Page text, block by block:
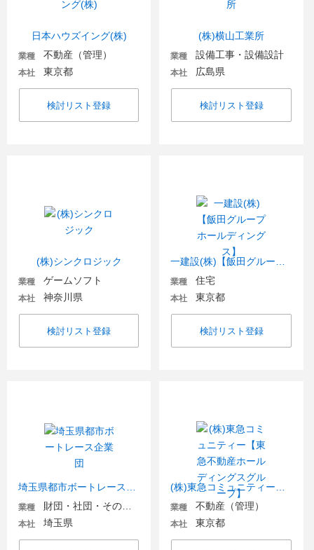
日本ハウズイング(株)
業種 不動産（管理）
本社 東京都
検討リスト登録
(株)横山工業所
業種 設備工事・設備設計
本社 広島県
検討リスト登録
(株)シンクロジック
業種 ゲームソフト
本社 神奈川県
検討リスト登録
業種 住宅
本社 東京都
検討リスト登録
業種
本社 埼玉県
業種 不動産（管理）
本社 東京都